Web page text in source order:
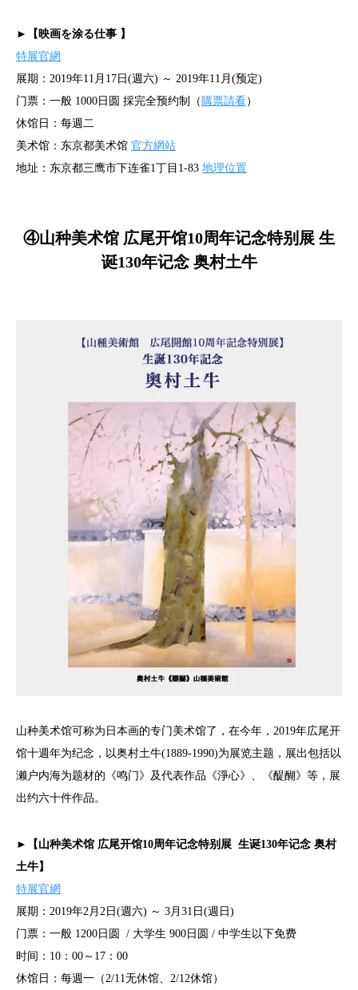
►【映画を涂る仕事 】
特展官網
展期：2019年11月17日(週六) ～ 2019年11月(预定)
门票：一般 1000日圆 採完全预约制（ 購票請看）
休馆日：每週二
美术馆：东京都美术馆 官方網站
地址：东京都三鹰市下连雀1丁目1-83 地理位置
④山种美术馆 広尾开馆10周年记念特别展 生
诞130年记念 奥村土牛
山种美术馆可称为日本画的专门美术馆了，在今年，2019年広尾开
馆十週年为纪念，以奥村土牛(1889-1990)为展览主题，展出包括以
濑户内海为题材的《鸣门》及代表作品《淨心》、《醍醐》等，展
出约六十件作品。
►【山种美术馆 広尾开馆10周年记念特别展 生诞130年记念 奥村
土牛】
特展官網
展期：2019年2月2日(週六) ～ 3月31日(週日)
门票：一般 1200日圆 / 大学生 900日圆 / 中学生以下免费
时间：10：00～17：00
休馆日：每週一（2/11无休馆、2/12休馆）